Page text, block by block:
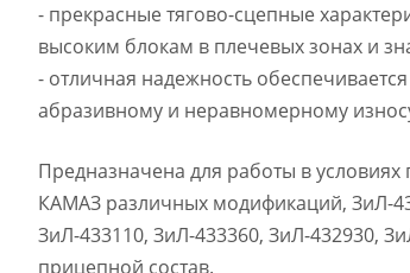
- прекрасные тягово-сцепные
высоким блокам в плечевых зонах и
- отличная надежность
абразивному и неравномерному
Предназначена для работы в
КАМАЗ различных модификаций, ЗиЛ-
ЗиЛ-433110, ЗиЛ-433360, ЗиЛ-432930,
прицепной состав.